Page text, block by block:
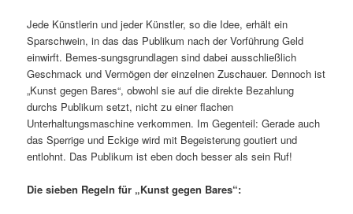
Jede Künstlerin und jeder Künstler, so die Idee, erhält ein
Sparschwein, in das das Publikum nach der Vorführung Geld
einwirft. Bemes-sungsgrundlagen sind dabei ausschließlich
Geschmack und Vermögen der einzelnen Zuschauer. Dennoch ist
„Kunst gegen Bares“, obwohl sie auf die direkte Bezahlung
durchs Publikum setzt, nicht zu einer flachen
Unterhaltungsmaschine verkommen. Im Gegenteil: Gerade auch
das Sperrige und Eckige wird mit Begeisterung goutiert und
entlohnt. Das Publikum ist eben doch besser als sein Ruf!
Die sieben Regeln für „Kunst gegen Bares“: